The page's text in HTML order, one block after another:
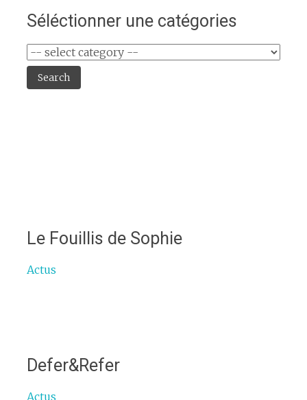
Séléctionner une catégories
Search
Le Fouillis de Sophie
Actus
Defer&Refer
Actus